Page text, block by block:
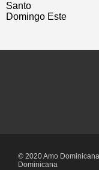
Santo
Domingo Este
© 2020 Amo
Dominicana